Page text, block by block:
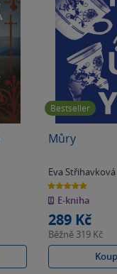
Bestseller
Můry
Eva Střihavková
4.9
z
5
hvězdiček
E-kniha
289 Kč
Běžně 319 Kč